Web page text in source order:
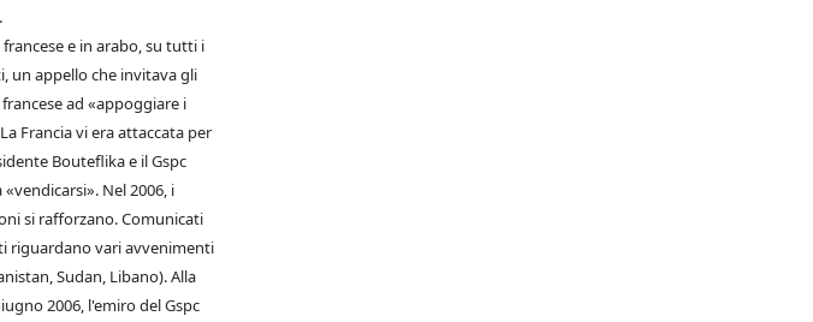
e in arabo, su tutti i
un appello che invitava gli
ad «appoggiare i
Francia vi era attaccata per
Bouteflika e il Gspc
Nel 2006, i
si rafforzano. Comunicati
riguardano vari avvenimenti
Sudan, Libano). Alla
2006, l'emiro del Gspc